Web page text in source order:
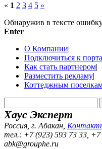
« 1 2 3 4 5 »
Обнаружив в тексте
Enter
О Компании|
Подключиться к
Как стать партнером|
Разместить рекламу|
Коттеджным
Хаус Эксперт
Россия, г. Абакан
тел.: +7 (923) 593 73 33, +7
abk@grouphe.ru